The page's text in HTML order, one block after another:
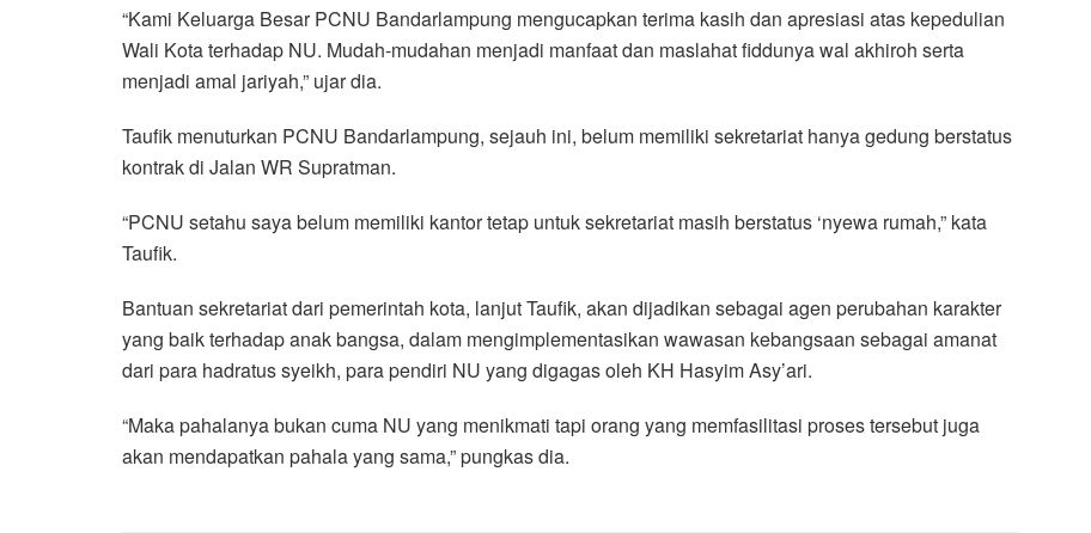
“Kami Keluarga Besar PCNU Bandarlampung mengucapkan terima kasih dan apresiasi atas kepedulian
Wali Kota terhadap NU. Mudah-mudahan menjadi manfaat dan maslahat fiddunya wal akhiroh serta
menjadi amal jariyah,” ujar dia.
Taufik menuturkan PCNU Bandarlampung, sejauh ini, belum memiliki sekretariat hanya gedung berstatus
kontrak di Jalan WR Supratman.
“PCNU setahu saya belum memiliki kantor tetap untuk sekretariat masih berstatus ‘nyewa rumah,” kata
Taufik.
Bantuan sekretariat dari pemerintah kota, lanjut Taufik, akan dijadikan sebagai agen perubahan karakter
yang baik terhadap anak bangsa, dalam mengimplementasikan wawasan kebangsaan sebagai amanat
dari para hadratus syeikh, para pendiri NU yang digagas oleh KH Hasyim Asy’ari.
“Maka pahalanya bukan cuma NU yang menikmati tapi orang yang memfasilitasi proses tersebut juga
akan mendapatkan pahala yang sama,” pungkas dia.